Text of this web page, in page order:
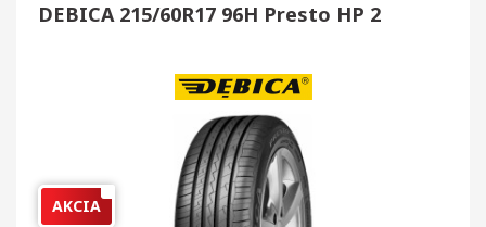
DEBICA 215/60R17 96H Presto HP 2
AKCIA